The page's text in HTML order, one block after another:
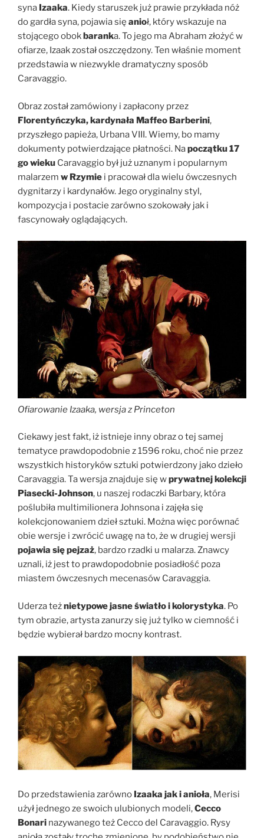
syna Izaaka. Kiedy staruszek już prawie przykłada nóż
do gardła syna, pojawia się anioł, który wskazuje na
stojącego obok baranka. To jego ma Abraham złożyć w
ofiarze, Izaak został oszczędzony. Ten właśnie moment
przedstawia w niezwykle dramatyczny sposób
Caravaggio.
Obraz został zamówiony i zapłacony przez
Florentyńczyka, kardynała Maffeo Barberini,
przyszłego papieża, Urbana VIII. Wiemy, bo mamy
dokumenty potwierdzające płatności. Napoczątku 17
go wieku Caravaggio był już uznanym i popularnym
malarzem w Rzymie i pracował dla wielu ówczesnych
dygnitarzy i kardynałów. Jego oryginalny styl,
kompozycja i postacie zarówno szokowały jak i
fascynowały oglądających.
Ofiarowanie Izaaka, wersja z Princeton
Ciekawy jest fakt, iż istnieje inny obraz o tej samej
tematyce prawdopodobnie z 1596 roku, choć nie przez
wszystkich historyków sztuki potwierdzony jako dzieło
Caravaggia. Ta wersja znajduje się wprywatnej kolekcji
Piasecki-Johnson, u naszej rodaczki Barbary, która
poślubiła multimilionera Johnsona i zajęła się
kolekcjonowaniem dzieł sztuki. Można więc porównać
obie wersje i zwrócić uwagę na to, że w drugiej wersji
pojawia się pejzaż, bardzo rzadki u malarza. Znawcy
uznali, iż jest to prawdopodobnie posiadłość poza
miastem ówczesnych mecenasów Caravaggia.
Uderza teżnietypowe jasne światło i kolorystyka. Po
tym obrazie, artysta zanurzy się już tylko w ciemność i
będzie wybierał bardzo mocny kontrast.
Do przedstawienia zarówno Izaaka jak i anioła, Merisi
użył jednego ze swoich ulubionych modeli,Cecco
Bonari nazywanego też Cecco del Caravaggio. Rysy